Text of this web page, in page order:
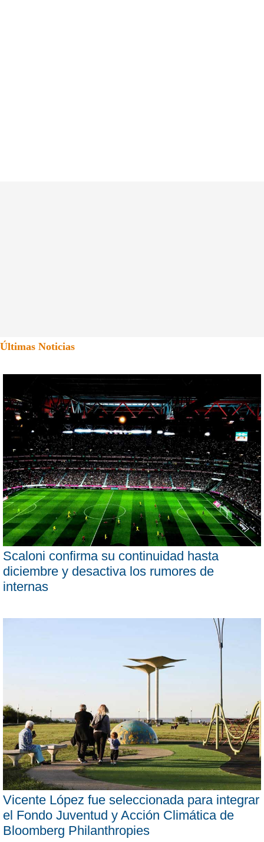
Últimas Noticias
Scaloni confirma su continuidad hasta
diciembre y desactiva los rumores de
internas
Vicente López fue seleccionada para integrar
el Fondo Juventud y Acción Climática de
Bloomberg Philanthropies